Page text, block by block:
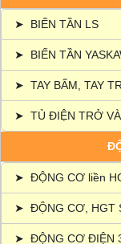
➤ BIẾN TẦN LS
➤ BIẾN TẦN
➤ TAY BẤM, TAY
➤ TỦ ĐIỆN TRỞ
➤ ĐỘNG CƠ liền
➤ ĐỘNG CƠ, HGT
➤ ĐỘNG CƠ ĐIỆN